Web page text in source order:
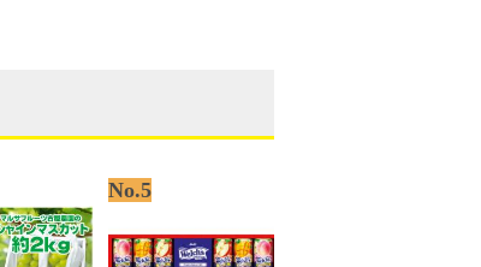
No.5